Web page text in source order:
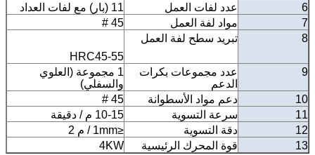
6
عدد لفات العمل
11 (بار) مع لفات العداد
7
مواد لفة العمل
45 #
8
تبريد سطح لفة العمل
HRC45-55
9
عدد مجموعات بكرات
الدعم
1 مجموعة (العلوي
والسفلي)
10
دعم مواد الأسطوانة
45 #
11
سرعة التسوية
10-15 م / دقيقة
12
دقة التسوية
≤1mm / م 2
13
قوة المحرك الرئيسية
4KW